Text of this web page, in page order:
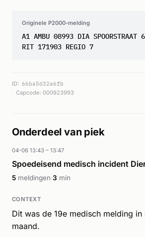
Originele P2000-melding
A1 AMBU 08993 DIA SPOORSTRAAT
RIT 171903 REGIO 7
ID: 66ba5d32a6fb
Capcode: 000923993
Onderdeel van piek
04-06 13:43 – 13:47
Spoedeisend medisch incident
5 meldingen·3 min
CONTEXT
Dit was de 19e medisch melding in
maand.